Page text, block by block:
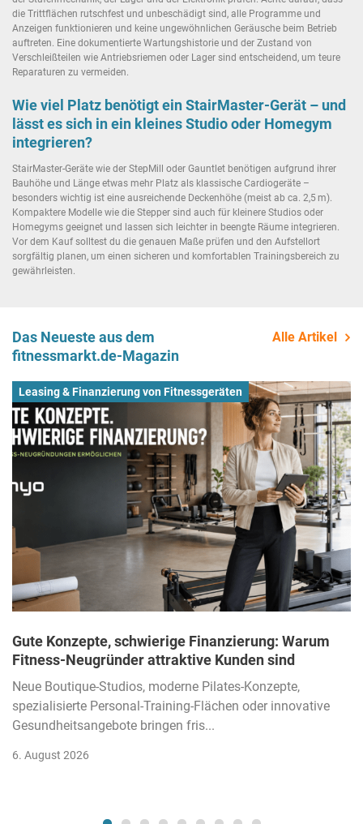
die Trittflächen rutschfest und unbeschädigt sind, alle Programme und
Anzeigen funktionieren und keine ungewöhnlichen Geräusche beim Betrieb
auftreten. Eine dokumentierte Wartungshistorie und der Zustand von
Verschleißteilen wie Antriebsriemen oder Lager sind entscheidend, um teure
Reparaturen zu vermeiden.
Wie viel Platz benötigt ein StairMaster-Gerät – und
lässt es sich in ein kleines Studio oder Homegym
integrieren?
StairMaster-Geräte wie der StepMill oder Gauntlet benötigen aufgrund ihrer
Bauhöhe und Länge etwas mehr Platz als klassische Cardiogeräte –
besonders wichtig ist eine ausreichende Deckenhöhe (meist ab ca. 2,5 m).
Kompaktere Modelle wie die Stepper sind auch für kleinere Studios oder
Homegyms geeignet und lassen sich leichter in beengte Räume integrieren.
Vor dem Kauf solltest du die genauen Maße prüfen und den Aufstellort
sorgfältig planen, um einen sicheren und komfortablen Trainingsbereich zu
gewährleisten.
Das Neueste aus dem
fitnessmarkt.de-Magazin
Alle Artikel
Leasing & Finanzierung von Fitnessgeräten
Gute Konzepte, schwierige Finanzierung: Warum
Fitness-Neugründer attraktive Kunden sind
Neue Boutique-Studios, moderne Pilates-Konzepte,
spezialisierte Personal-Training-Flächen oder innovative
Gesundheitsangebote bringen fris...
6. August 2026